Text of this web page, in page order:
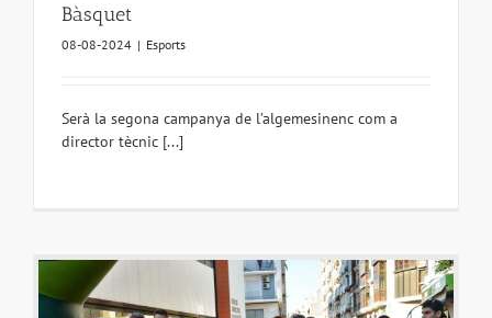
Bàsquet
08-08-2024 | Esports
Serà la segona campanya de l’algemesinenc com a
director tècnic [...]